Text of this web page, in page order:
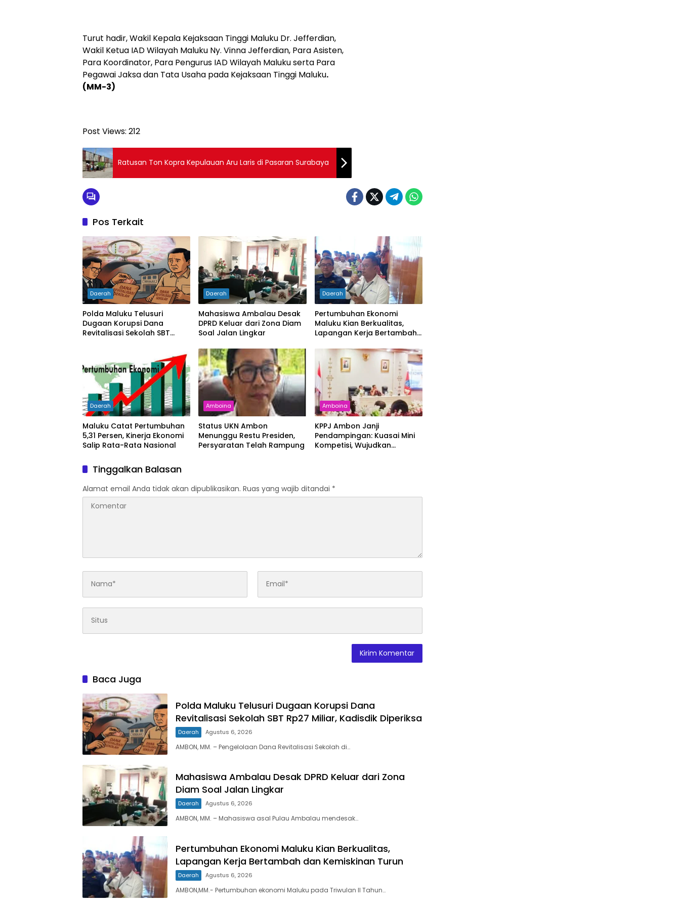
Turut hadir, Wakil Kepala Kejaksaan Tinggi Maluku Dr. Jefferdian,
Wakil Ketua IAD Wilayah Maluku Ny. Vinna Jefferdian, Para Asisten,
Para Koordinator, Para Pengurus IAD Wilayah Maluku serta Para
Pegawai Jaksa dan Tata Usaha pada Kejaksaan Tinggi Maluku.
(MM-3)
Post Views: 212
Ratusan Ton Kopra Kepulauan Aru Laris di Pasaran Surabaya
Pos Terkait
Daerah
Polda Maluku Telusuri
Dugaan Korupsi Dana
Revitalisasi Sekolah SBT
Daerah
Mahasiswa Ambalau Desak
DPRD Keluar dari Zona Diam
Soal Jalan Lingkar
Daerah
Pertumbuhan Ekonomi
Maluku Kian Berkualitas,
Lapangan Kerja Bertambah
Daerah
Maluku Catat Pertumbuhan
5,31 Persen, Kinerja Ekonomi
Salip Rata-Rata Nasional
Amboina
Status UKN Ambon
Menunggu Restu Presiden,
Persyaratan Telah Rampung
Amboina
KPPJ Ambon Janji
Pendampingan: Kuasai Mini
Kompetisi, Wujudkan
Tinggalkan Balasan
Alamat email Anda tidak akan dipublikasikan. Ruas yang wajib ditandai *
Baca Juga
Polda Maluku Telusuri Dugaan Korupsi Dana
Revitalisasi Sekolah SBT Rp27 Miliar, Kadisdik Diperiksa
Daerah Agustus 6, 2026
AMBON, MM. – Pengelolaan Dana Revitalisasi Sekolah di…
Mahasiswa Ambalau Desak DPRD Keluar dari Zona
Diam Soal Jalan Lingkar
Daerah Agustus 6, 2026
AMBON, MM. – Mahasiswa asal Pulau Ambalau mendesak…
Pertumbuhan Ekonomi Maluku Kian Berkualitas,
Lapangan Kerja Bertambah dan Kemiskinan Turun
Daerah Agustus 6, 2026
AMBON,MM.- Pertumbuhan ekonomi Maluku pada Triwulan II Tahun…